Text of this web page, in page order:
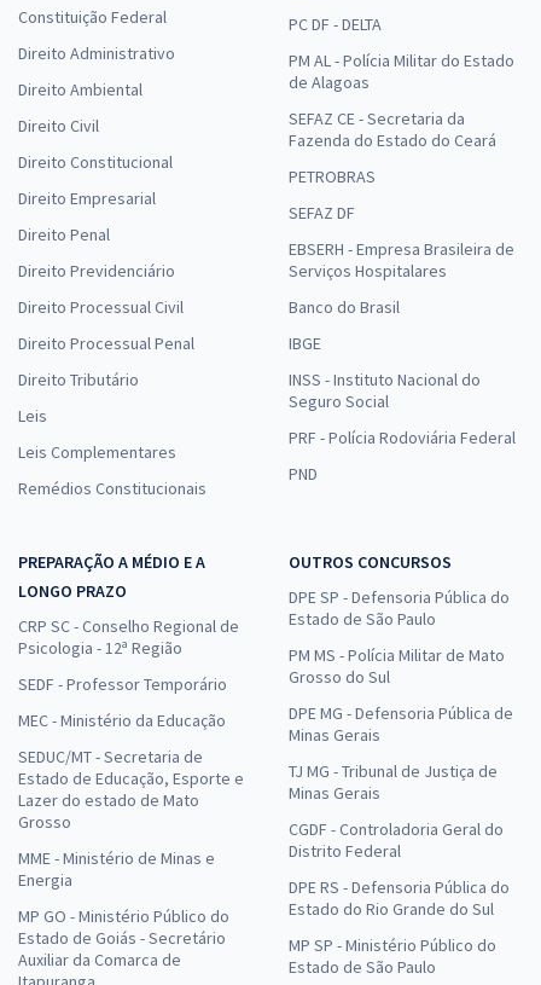
Constituição Federal
Direito Administrativo
Direito Ambiental
Direito Civil
Direito Constitucional
Direito Empresarial
Direito Penal
Direito Previdenciário
Direito Processual Civil
Direito Processual Penal
Direito Tributário
Leis
Leis Complementares
Remédios Constitucionais
PC DF - DELTA
PM AL - Polícia Militar do Estado
de Alagoas
SEFAZ CE - Secretaria da
Fazenda do Estado do Ceará
PETROBRAS
SEFAZ DF
EBSERH - Empresa Brasileira de
Serviços Hospitalares
Banco do Brasil
IBGE
INSS - Instituto Nacional do
Seguro Social
PRF - Polícia Rodoviária Federal
PND
PREPARAÇÃO A MÉDIO E A
LONGO PRAZO
CRP SC - Conselho Regional de
Psicologia - 12ª Região
SEDF - Professor Temporário
MEC - Ministério da Educação
SEDUC/MT - Secretaria de
Estado de Educação, Esporte e
Lazer do estado de Mato
Grosso
MME - Ministério de Minas e
Energia
MP GO - Ministério Público do
Estado de Goiás - Secretário
Auxiliar da Comarca de
OUTROS CONCURSOS
DPE SP - Defensoria Pública do
Estado de São Paulo
PM MS - Polícia Militar de Mato
Grosso do Sul
DPE MG - Defensoria Pública de
Minas Gerais
TJ MG - Tribunal de Justiça de
Minas Gerais
CGDF - Controladoria Geral do
Distrito Federal
DPE RS - Defensoria Pública do
Estado do Rio Grande do Sul
MP SP - Ministério Público do
Estado de São Paulo